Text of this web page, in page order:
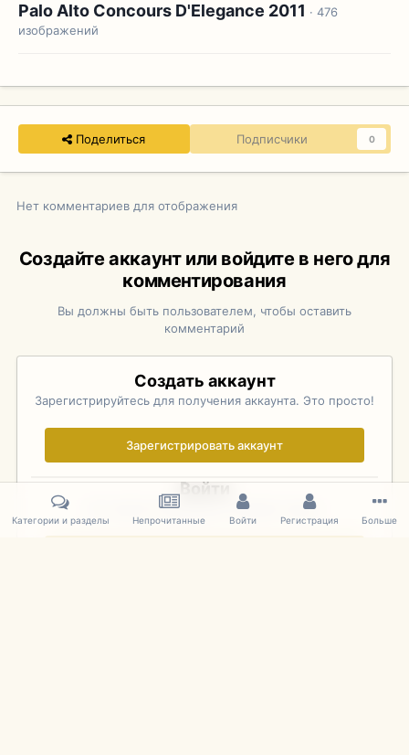
Palo Alto Concours D'Elegance 2011 · 476
изображений
Поделиться Подписчики 0
Нет комментариев для отображения
Создайте аккаунт или войдите в него для
комментирования
Вы должны быть пользователем, чтобы оставить
комментарий
Создать аккаунт
Зарегистрируйтесь для получения аккаунта. Это просто!
Зарегистрировать аккаунт
Войти
Уже зарегистрированы? Войдите здесь.
Категории и разделы Непрочитанные Войти Регистрация Больше